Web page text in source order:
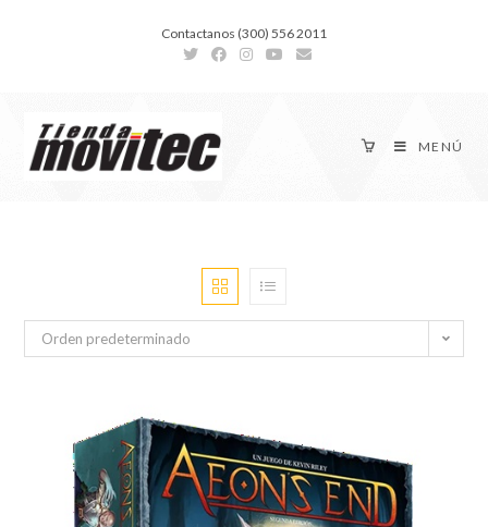
Contactanos (300) 556 2011
MENÚ
Orden predeterminado